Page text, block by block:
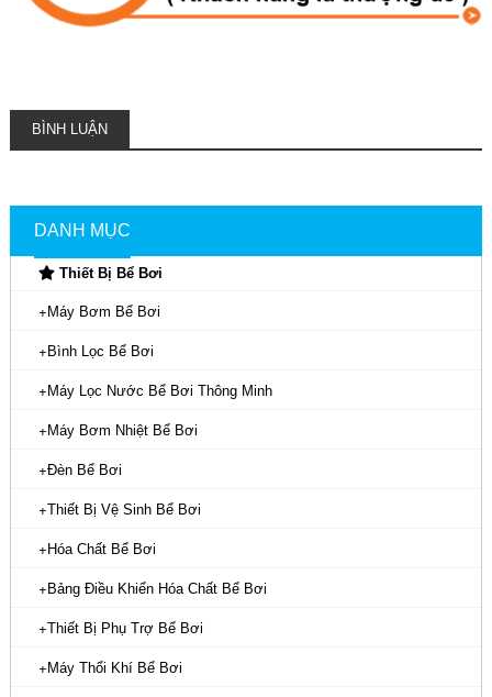
BÌNH LUẬN
DANH MỤC
Thiết Bị Bể Bơi
Máy Bơm Bể Bơi
Bình Lọc Bể Bơi
Máy Lọc Nước Bể Bơi Thông Minh
Máy Bơm Nhiệt Bể Bơi
Đèn Bể Bơi
Thiết Bị Vệ Sinh Bể Bơi
Hóa Chất Bể Bơi
Bảng Điều Khiển Hóa Chất Bể Bơi
Thiết Bị Phụ Trợ Bể Bơi
Máy Thổi Khí Bể Bơi